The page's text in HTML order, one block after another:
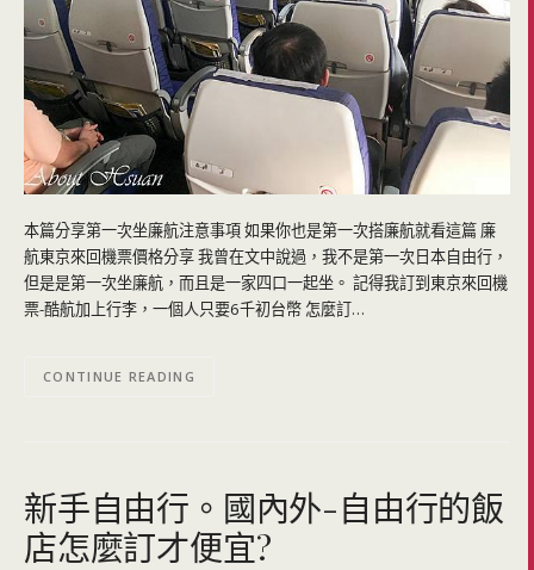
本篇分享第一次坐廉航注意事項 如果你也是第一次搭廉航就看這篇 廉
航東京來回機票價格分享 我曾在文中說過，我不是第一次日本自由行，
但是是第一次坐廉航，而且是一家四口一起坐。 記得我訂到東京來回機
票-酷航加上行李，一個人只要6千初台幣 怎麼訂…
CONTINUE READING
新手自由行。國內外-自由行的飯
店怎麼訂才便宜?